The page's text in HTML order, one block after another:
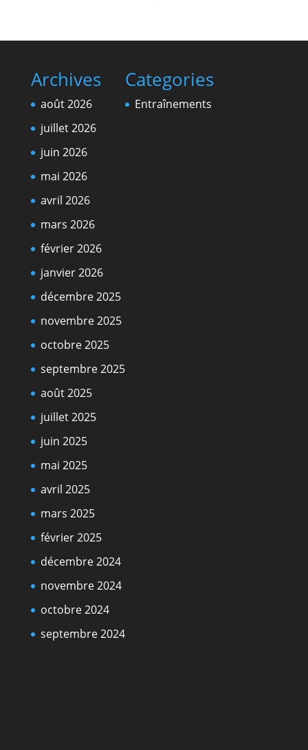
Archives
août 2026
juillet 2026
juin 2026
mai 2026
avril 2026
mars 2026
février 2026
janvier 2026
décembre 2025
novembre 2025
octobre 2025
septembre 2025
août 2025
juillet 2025
juin 2025
mai 2025
avril 2025
mars 2025
février 2025
décembre 2024
novembre 2024
octobre 2024
septembre 2024
Categories
Entraînements